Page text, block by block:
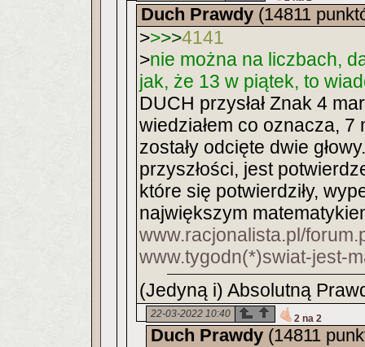
Duch Prawdy (14811
>>>>4141
>nie można na liczbach,
jak, że 13 w piątek, to
DUCH przysłał Znak 4
wiedziałem co oznacza,
zostały odcięte dwie
przyszłości, jest
które się potwierdziły,
największym
www.racjonalista.pl/
www.tygodn(*)swiat-jest-
(Jedyną i) Absolutną
22-03-2022 10:40 2 na 2
Duch Prawdy (14811